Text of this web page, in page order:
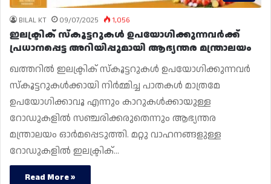
BILAL KT 09/07/2025 1,056
ഇലക്ട്രിക് സ്‌കൂട്ടറുകൾ ഉപയോഗിക്കുന്നവർക്ക്
പ്രധാനപ്പെട്ട അറിയിപ്പുമായി ആഭ്യന്തര മന്ത്രാലയം
ഖത്തറിൽ ഇലക്ട്രിക് സ്‌കൂട്ടറുകൾ ഉപയോഗിക്കുന്നവർ
സ്‌കൂട്ടറുകൾക്കായി നിർമ്മിച്ച പാതകൾ മാത്രമേ
ഉപയോഗിക്കാവൂ എന്നും കാറുകൾക്കായുള്ള
റോഡുകളിൽ സഞ്ചരിക്കരുതെന്നും ആഭ്യന്തര
മന്ത്രാലയം ഓർമപ്പെടുത്തി. മറ്റു വാഹനങ്ങളുള്ള
റോഡുകളിൽ ഇലക്ട്രിക്…
Read More »